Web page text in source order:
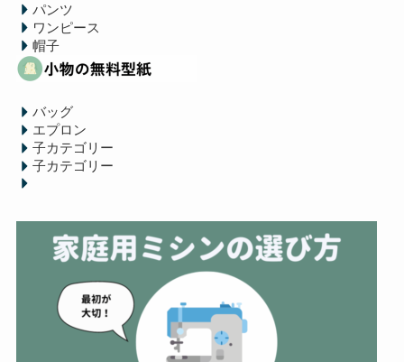
パンツ
ワンピース
帽子
バッグ
エプロン
子カテゴリー
子カテゴリー